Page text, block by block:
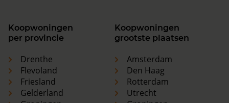
Koopwoningen
per provincie
Drenthe
Flevoland
Friesland
Gelderland
Koopwoningen
grootste plaatsen
Amsterdam
Den Haag
Rotterdam
Utrecht